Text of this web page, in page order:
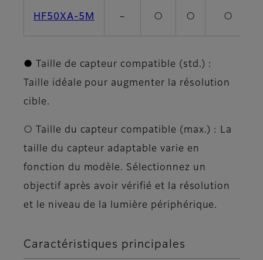
HF50XA-5M － ○ ○ ○
● Taille de capteur compatible (std.) :
Taille idéale pour augmenter la résolution
cible.
○ Taille du capteur compatible (max.) : La
taille du capteur adaptable varie en
fonction du modèle. Sélectionnez un
objectif après avoir vérifié et la résolution
et le niveau de la lumière périphérique.
Caractéristiques principales